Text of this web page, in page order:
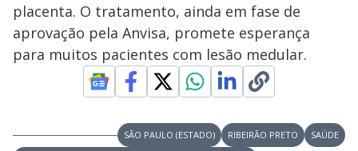
placenta. O tratamento, ainda em fase de
aprovação pela Anvisa, promete esperança
para muitos pacientes com lesão medular.
SÃO PAULO (ESTADO) RIBEIRÃO PRETO
SAÚDE